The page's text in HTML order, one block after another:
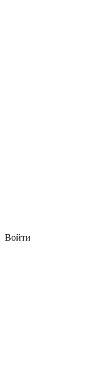
Войти